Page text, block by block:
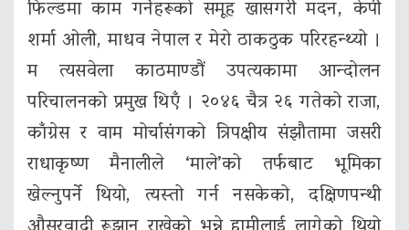
फिल्डमा काम गर्नेहरूको समूह खासगरी मदन, केपी
शर्मा ओली, माधव नेपाल र मेरो ठाकठुक परिरहन्थ्यो ।
म त्यसवेला काठमाण्डौं उपत्यकामा आन्दोलन
परिचालनको प्रमुख थिएँ । २०४६ चैत्र २६ गतेको राजा,
काँग्रेस र वाम मोर्चासंगको त्रिपक्षीय संझौतामा जसरी
राधाकृष्ण मैनालीले ‘माले’को तर्फबाट भूमिका
खेल्नुपर्ने थियो, त्यस्तो गर्न नसकेको, दक्षिणपन्थी